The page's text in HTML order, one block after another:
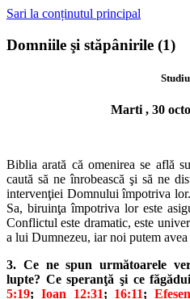
Sari la conținutul principal
Domniile şi stăpânirile (1)
Marti , 30
Biblia arată că omenirea se află
caută să ne înrobească şi să ne
intervenţiei Domnului împotriva
Sa, biruinţa împotriva lor este
Conflictul este dramatic, este
a lui Dumnezeu, iar noi putem
3. Ce ne spun următoarele
lupte? Cesperanţă şi ce
5:19; Ioan 12:31; 16:11;